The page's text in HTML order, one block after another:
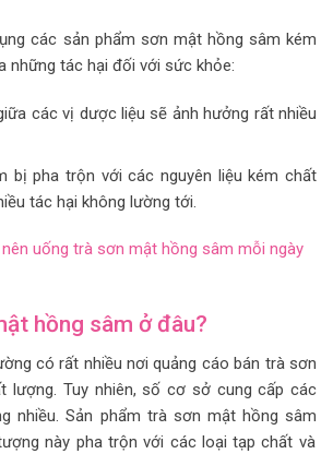
các sản phẩm sơn mật hồng sâm kém
những tác hại đối với sức khỏe:
các vị dược liệu sẽ ảnh hưởng rất nhiều
bị pha trộn với các nguyên liệu kém chất
tác hại không lường tới.
uống trà sơn mật hồng sâm mỗi ngày
hồng sâm ở đâu?
có rất nhiều nơi quảng cáo bán trà sơn
lượng. Tuy nhiên, số cơ sở cung cấp các
nhiều. Sản phẩm trà sơn mật hồng sâm
này pha trộn với các loại tạp chất và